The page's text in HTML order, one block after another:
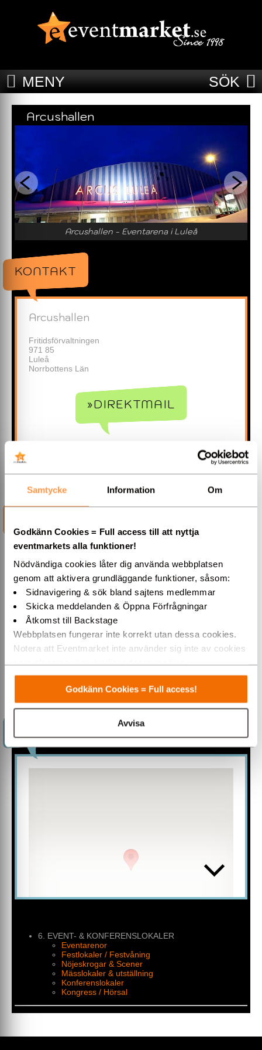
Samtycke Information Om
Godkänn Cookies = Full access till att nyttja
eventmarkets alla funktioner!
Nödvändiga cookies låter dig använda webbplatsen
genom att aktivera grundläggande funktioner, såsom:
Sidnavigering & sök bland sajtens medlemmar
Skicka meddelanden & Öppna Förfrågningar
Åtkomst till Backstage
Webbplatsen fungerar inte korrekt utan dessa cookies.
Notera att Eventmarket inte använder sig inte av cookies
som placeras ut av tredjepartsannonsörer.
Varmt välkommen till Eventmarket!
Godkänn Cookies = Full access!
Avvisa
MENY SÖK
Arcushallen
Arcushallen - Eventarena i Luleå
KONTAKT
Arcushallen
Fritidsförvaltningen
971 85
Luleå
Norrbottens Län
»DIREKTMAIL
Gästantal
10800
ARCUSHALLEN -
EVENTARENA FÖR IDROTT,
EVENEMANG, KONFERENS &
MÄSSA.
anläggningar för inomhusaktiviteter. Hallen är mycket
flexibel och kan på kort tid anpassas för idrott, mässor,
konserter eller andra ändamål. I hallen finns också bra
utrymmen för konferenser, föredrag och
diskussionsgrupper.
FAKTAArcushallen är totalt 12 000 m2 och takhöjden
6. EVENT- & KONFERENSLOKALER
Eventarenor
Festlokaler / Festvåning
Nöjeskrogar & Scener
Mässlokaler & utställning
Konferenslokaler
Kongress / Hörsal